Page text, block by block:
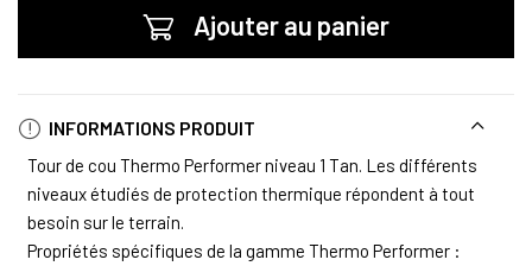
Ajouter au panier
INFORMATIONS PRODUIT
Tour de cou Thermo Performer niveau 1 Tan. Les différents
niveaux étudiés de protection thermique répondent à tout
besoin sur le terrain.
Propriétés spécifiques de la gamme Thermo Performer :